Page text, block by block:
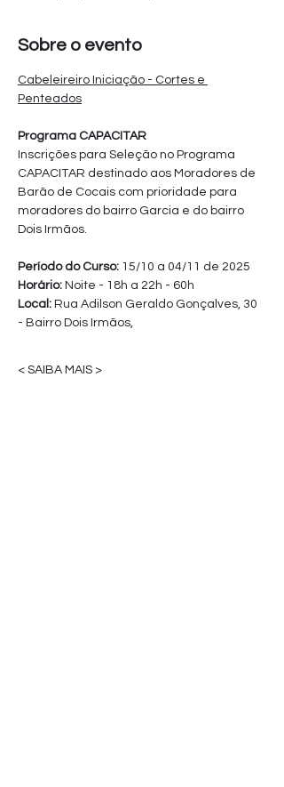
Sobre o evento
Cabeleireiro Iniciação - Cortes e
Penteados
Programa CAPACITAR
Inscrições para Seleção no Programa
CAPACITAR destinado aos Moradores de
Barão de Cocais com prioridade para
moradores do bairro Garcia e do bairro
Dois Irmãos.
Período do Curso: 15/10 a 04/11 de 2025
Horário: Noite - 18h a 22h - 60h
Local: Rua Adilson Geraldo Gonçalves, 30
- Bairro Dois Irmãos,
< SAIBA MAIS >